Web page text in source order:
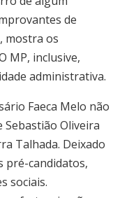
de
mostra os
MP, inclusive,
administrativa.
Faeca Melo não
Sebastião Oliveira
Talhada. Deixado
pré-candidatos,
sociais.